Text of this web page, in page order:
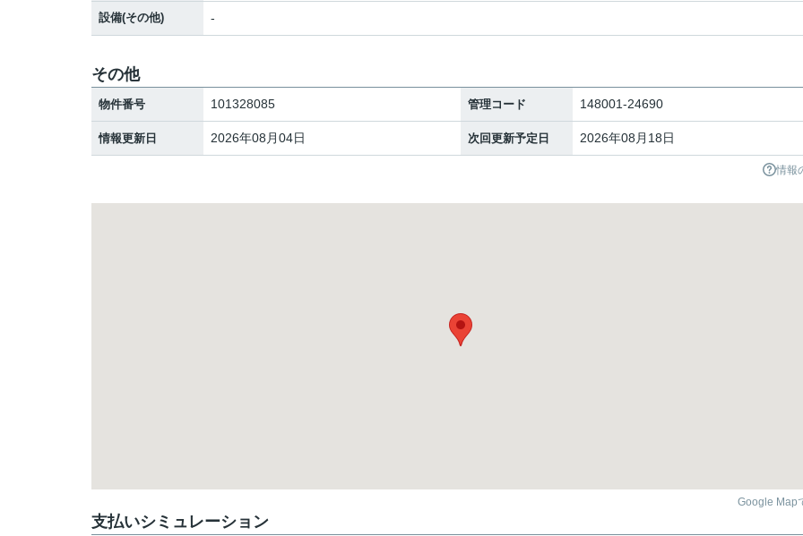
設備(その他) -
その他
物件番号 101328085 管理コード 148001-24690
情報更新日 2026年08月04日 次回更新予定日 2026年08月18日
情報
Google Map
支払いシミュレーション